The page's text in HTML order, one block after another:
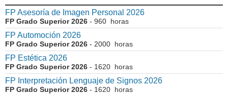
FP Asesoría de Imagen Personal 2026
FP Grado Superior 2026 - 960 horas
FP Automoción 2026
FP Grado Superior 2026 - 2000 horas
FP Estética 2026
FP Grado Superior 2026 - 1620 horas
FP Interpretación Lenguaje de Signos 2026
FP Grado Superior 2026 - 1620 horas